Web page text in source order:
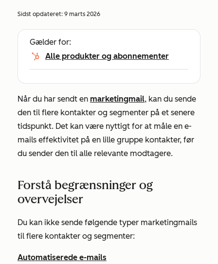
Sidst opdateret: 9 marts 2026
Gælder for:
Alle produkter og abonnementer
Når du har sendt en marketingmail, kan du sende
den til flere kontakter og segmenter på et senere
tidspunkt. Det kan være nyttigt for at måle en e-
mails effektivitet på en lille gruppe kontakter, før
du sender den til alle relevante modtagere.
Forstå begrænsninger og
overvejelser
Du kan ikke sende følgende typer marketingmails
til flere kontakter og segmenter:
Automatiserede e-mails